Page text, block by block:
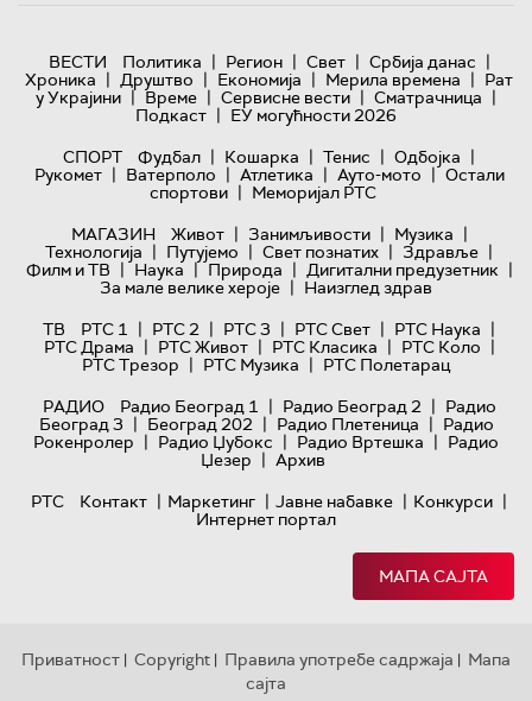
ВЕСТИ Политика | Регион | Свет | Србија данас |
Хроника | Друштво | Економија | Мерила времена | Рат
у Украјини | Време | Сервисне вести | Сматрачница |
Подкаст | ЕУ могућности 2026
СПОРТ
Фудбал | Кошарка | Тенис | Одбојка |
Рукомет | Ватерполо | Атлетика | Ауто-мото | Остали
спортови | Меморијал РТС
МАГАЗИН
Живот | Занимљивости | Музика |
Технологијa | Путујемо | Свет познатих | Здравље |
Филм и ТВ | Наука | Природа | Дигитални предузетник |
За мале велике хероје | Наизглед здрав
ТВ
РТС 1 | РТС 2 | РТС 3 | РТС Свет | РТС Наука |
РТС Драма | РТС Живот | РТС Класика | РТС Коло |
РТС Трезор | РТС Музика | РТС Полетарац
РАДИО
Радио Београд 1 | Радио Београд 2 | Радио
Београд 3 | Београд 202 | Радио Плетеница | Радио
Рокенролер | Радио Џубокс | Радио Вртешка | Радио
Џезер | Архив
РТС
Контакт | Маркетинг | Јавне набавке | Конкурси |
Интернет портал
МАПА САЈТА
Приватност | Copyright | Правила употребе садржаја | Мапа
сајта